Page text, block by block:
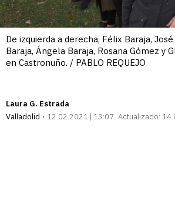
De izquierda a derecha, Félix Baraja,
Baraja, Ángela Baraja, Rosana Gómez y
en Castronuño. / PABLO REQUEJO
Laura G. Estrada
Valladolid
12.02.2021 | 13:07 Actualizado: